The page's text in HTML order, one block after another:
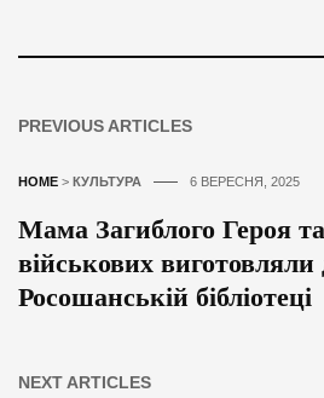
PREVIOUS ARTICLES
HOME > КУЛЬТУРА 6 ВЕРЕСНЯ, 2025
Мама Загиблого Героя
військових виготовляли
Росошанській бібліотеці
NEXT ARTICLES